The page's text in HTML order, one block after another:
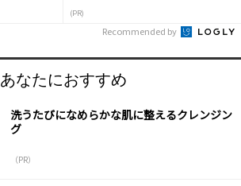
(PR)
Recommended by
あなたにおすすめ
洗うたびになめらかな肌に整えるクレンジン
グ
（PR）